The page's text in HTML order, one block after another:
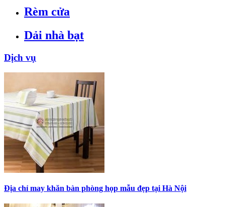
Rèm cửa
Dải nhà bạt
Dịch vụ
Địa chỉ may khăn bàn phòng họp mẫu đẹp tại Hà Nội